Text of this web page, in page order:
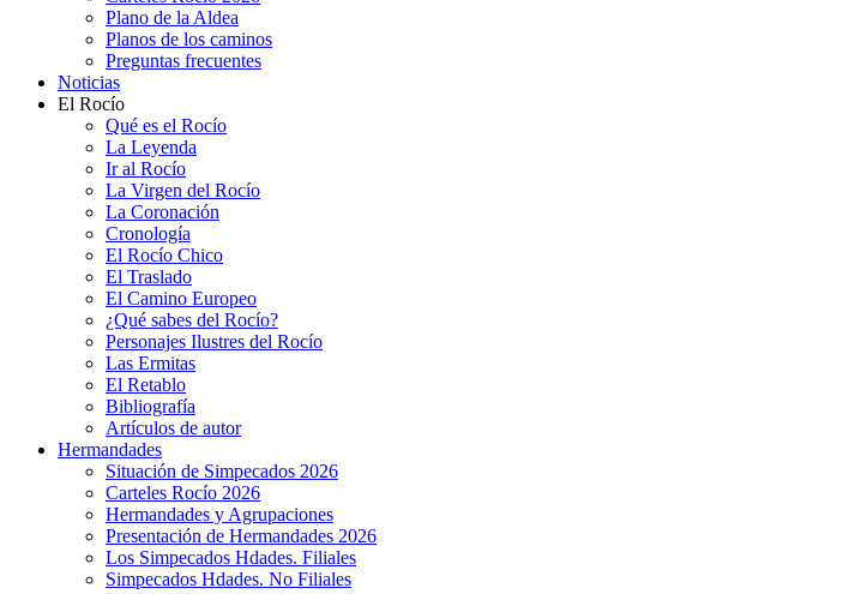
Plano de la Aldea
Planos de los caminos
Preguntas frecuentes
Noticias
El Rocío
Qué es el Rocío
La Leyenda
Ir al Rocío
La Virgen del Rocío
La Coronación
Cronología
El Rocío Chico
El Traslado
El Camino Europeo
¿Qué sabes del Rocío?
Personajes Ilustres del Rocío
Las Ermitas
El Retablo
Bibliografía
Artículos de autor
Hermandades
Situación de Simpecados 2026
Carteles Rocío 2026
Hermandades y Agrupaciones
Presentación de Hermandades 2026
Los Simpecados Hdades. Filiales
Simpecados Hdades. No Filiales